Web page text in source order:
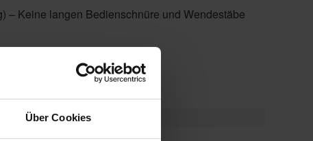
Über Cookies
– Keine langen Bedienschnüre und Wendestäbe